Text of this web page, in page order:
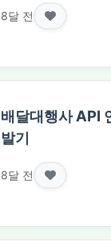
8달 전
배달대행사 API
발기
8달 전